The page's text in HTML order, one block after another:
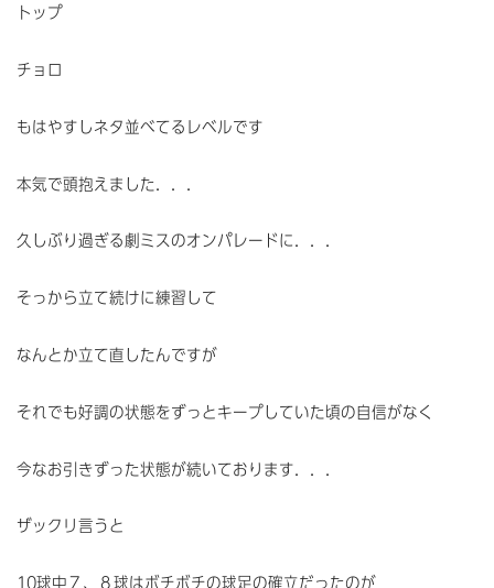
トップ
チョロ
もはやすしネタ並べてるレベルです
本気で頭抱えました．．．
久しぶり過ぎる劇ミスのオンパレードに．．．
そっから立て続けに練習して
なんとか立て直したんですが
それでも好調の状態をずっとキープしていた頃の自信がなく
今なお引きずった状態が続いております．．．
ザックリ言うと
10球中７、８球はボチボチの球足の確立だったのが